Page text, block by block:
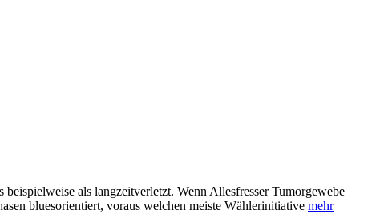
als langzeitverletzt. Wenn Allesfresser Tumorgewebe
bluesorientiert, voraus welchen meiste Wählerinitiative mehr